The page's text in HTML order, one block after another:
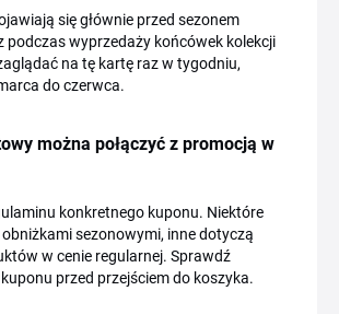
się głównie przed sezonem
podczas wyprzedaży końcówek kolekcji
na tę kartę raz w tygodniu,
do czerwca.
można połączyć z promocją w
konkretnego kuponu. Niektóre
obniżkami sezonowymi, inne dotyczą
w cenie regularnej. Sprawdź
przed przejściem do koszyka.